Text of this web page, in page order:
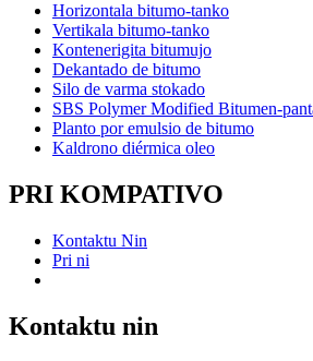
Horizontala bitumo-tanko
Vertikala bitumo-tanko
Kontenerigita bitumujo
Dekantado de bitumo
Silo de varma stokado
SBS Polymer Modified Bitumen-
Planto por emulsio de bitumo
Kaldrono diérmica oleo
PRI KOMPATIVO
Kontaktu Nin
Pri ni
Kontaktu nin